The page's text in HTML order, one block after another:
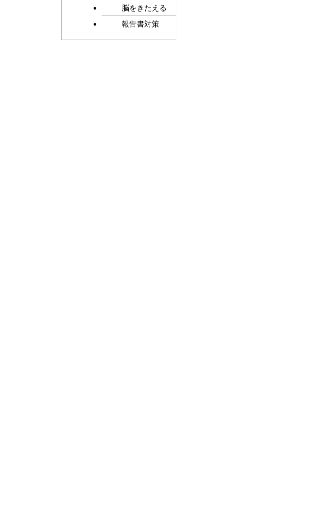
脳をきたえる
報告書対策